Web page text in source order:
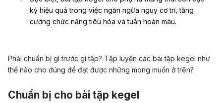
kỳ hiệu quả trong việc ngăn ngừa nguy cơ trĩ, tăng
cường chức năng tiêu hóa và tuần hoàn máu.
Phải chuẩn bị gì trước gì tập? Tập luyện các bài tập kegel như
thế nào cho đúng để đạt được những mong muốn ở trên?
Chuẩn bị cho bài tập kegel